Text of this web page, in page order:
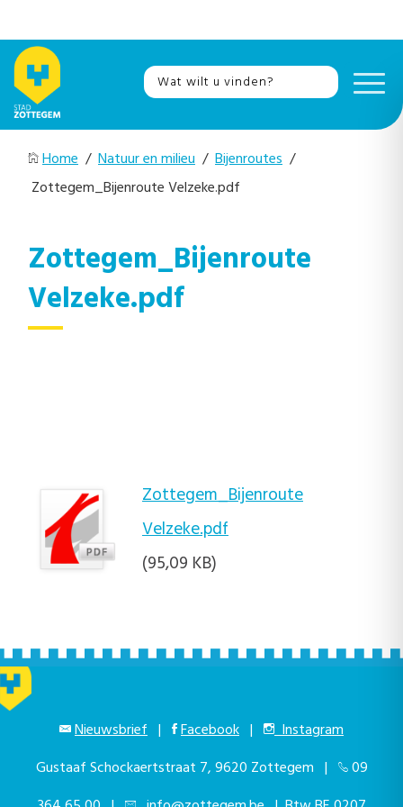
Home / Natuur en milieu / Bijenroutes /
Zottegem_Bijenroute Velzeke.pdf
Zottegem_Bijenroute
Velzeke.pdf
Zottegem_Bijenroute
Velzeke.pdf
(95,09 KB)
Nieuwsbrief | Facebook |
Instagram
Gustaaf Schockaertstraat 7, 9620 Zottegem |
09